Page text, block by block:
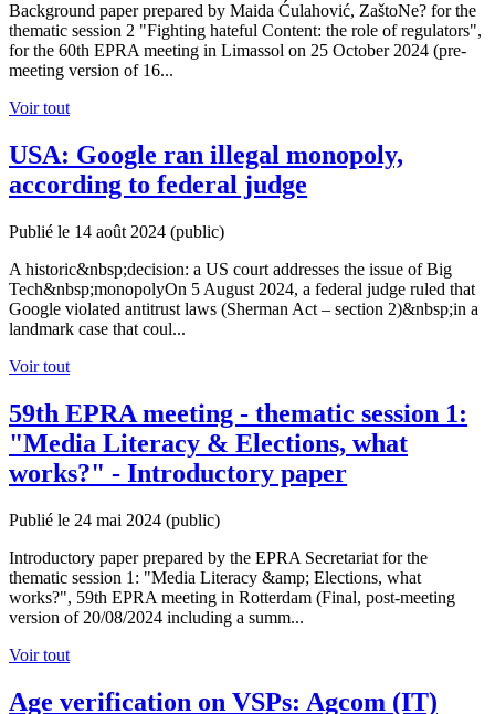
Background paper prepared by Maida Ćulahović, ZaštoNe? for the
thematic session 2 "Fighting hateful Content: the role of regulators",
for the 60th EPRA meeting in Limassol on 25 October 2024 (pre-
meeting version of 16...
Voir tout
USA: Google ran illegal monopoly,
according to federal judge
Publié le 14 août 2024 (public)
A historic&nbsp;decision: a US court addresses the issue of Big
Tech&nbsp;monopolyOn 5 August 2024, a federal judge ruled that
Google violated antitrust laws (Sherman Act – section 2)&nbsp;in a
landmark case that coul...
Voir tout
59th EPRA meeting - thematic session 1:
"Media Literacy & Elections, what
works?" - Introductory paper
Publié le 24 mai 2024 (public)
Introductory paper prepared by the EPRA Secretariat for the
thematic session 1: "Media Literacy &amp; Elections, what
works?", 59th EPRA meeting in Rotterdam (Final, post-meeting
version of 20/08/2024 including a summ...
Voir tout
Age verification on VSPs: Agcom (IT)